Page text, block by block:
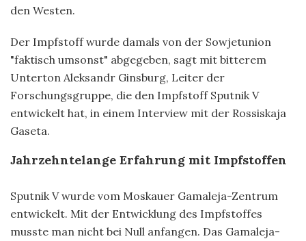
den Westen.
Der Impfstoff wurde damals von der Sowjetunion
"faktisch umsonst" abgegeben, sagt mit bitterem
Unterton Aleksandr Ginsburg, Leiter der
Forschungsgruppe, die den Impfstoff Sputnik V
entwickelt hat, in einem Interview mit der Rossiskaja
Gaseta.
Jahrzehntelange Erfahrung mit Impfstoffen
Sputnik V wurde vom Moskauer Gamaleja-Zentrum
entwickelt. Mit der Entwicklung des Impfstoffes
musste man nicht bei Null anfangen. Das Gamaleja-